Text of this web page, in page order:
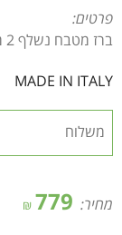
פרטים:
ברז מטבח נשלף 2 מצבים מיוצר באיטליה
MADE IN ITALY
מחיר: 779
₪